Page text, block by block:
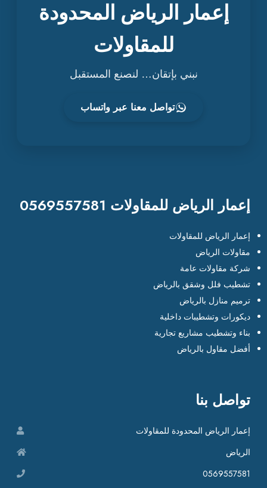
إعمار الرياض المحدودة
للمقاولات
نبني بإتقان… لنصنع المستقبل
تواصل معنا عبر واتساب
إعمار الرياض للمقاولات 0569557581
إعمار الرياض للمقاولات
مقاولات الرياض
شركة مقاولات عامة
تشطيب فلل وشقق بالرياض
ترميم منازل بالرياض
ديكورات وتشطيبات داخلية
بناء وتشطيب مشاريع تجارية
أفضل مقاول بالرياض
تواصل بنا
إعمار الرياض المحدودة للمقاولات
الرياض
0569557581